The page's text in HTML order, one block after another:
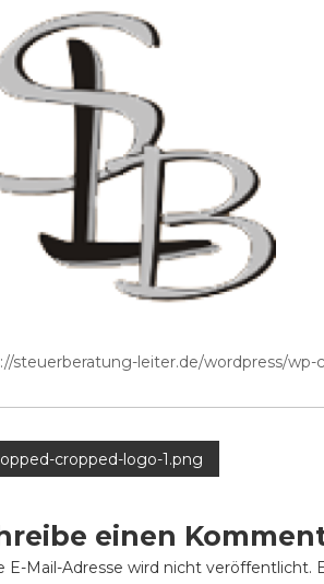
steuerberatung-leiter.de/wordpress/
cropped-logo-1.png
einen
E-Mail-Adresse wird nicht veröffentlicht.